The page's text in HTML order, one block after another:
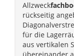
Allzweck
rückseitig
für die
aus vertikalen